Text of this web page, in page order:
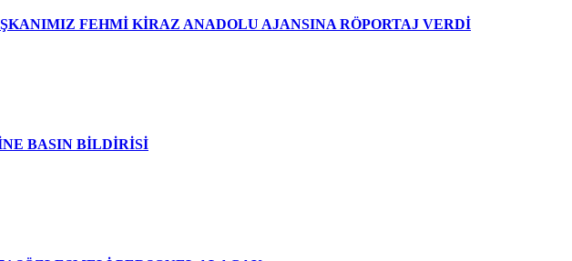
FEHMİ KİRAZ ANADOLU AJANSINA RÖPORTAJ VERDİ
BASIN BİLDİRİSİ